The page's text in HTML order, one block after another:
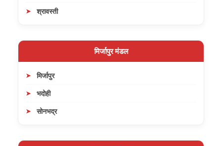
श्रावस्ती
मिर्जापुर मंडल
मिर्जापुर
भदोही
सोनभद्र